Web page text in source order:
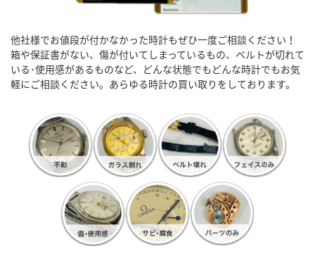
他社様でお値段が付かなかった時計もぜひ一度ご相談ください！
箱や保証書がない、傷が付いてしまっているもの、ベルトが切れて
いる･使用感があるものなど、どんな状態でもどんな時計でもお気
軽にご相談ください。あらゆる時計の買い取りをしております。